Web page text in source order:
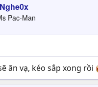
Pac-Man
ăn vạ, kéo sắp xong rồi